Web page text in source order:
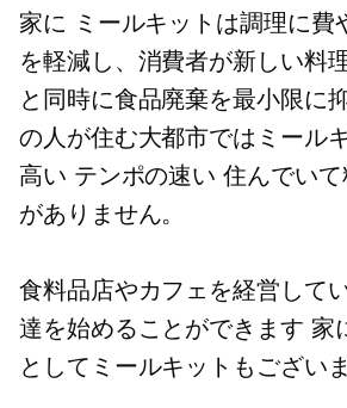
家に ミールキットは調理に費
を軽減し、消費者が新しい料
と同時に食品廃棄を最小限に
の人が住む大都市ではミール
高い テンポの速い 住んでい
がありません。
食料品店やカフェを経営して
達を始めることができます 家
としてミールキットもございま